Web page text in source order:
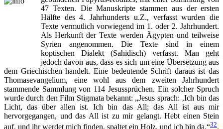
47 Texten. Die Manuskripte stammen aus der ersten
Hälfte des 4. Jahrhunderts u.Z., verfasst wurden die
Texte vermutlich vorwiegend im 1. oder 2. Jahrhundert.
Als Herkunft der Texte werden Ägypten und teilweise
Syrien angenommen. Die Texte sind in einem
koptischen Dialekt (Sahidisch) verfasst. Man geht
jedoch davon aus, dass es sich um eine Übersetzung aus
dem Griechischen handelt. Eine bedeutende Schrift daraus ist das
Thomasevangelium, eine wohl aus dem zweiten Jahrhundert
stammende Sammlung von 114 Jesussprüchen. Ein solcher Spruch
wurde durch den Film Stigmata bekannt: „Jesus sprach: ‚Ich bin das
Licht, das über allen ist. Ich bin das All; das All ist aus mir
hervorgegangen, und das All ist zu mir gelangt. Hebt einen Stein
auf, und ihr werdet mich finden, spaltet ein Holz, und ich bin da.“32.